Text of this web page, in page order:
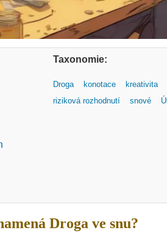
Taxonomie:
Droga konotace kreativita
riziková rozhodnutí
snové
Droga ve snu?